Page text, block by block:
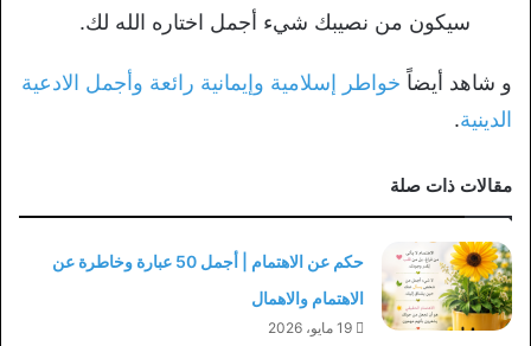
سيكون من نصيبك شيء أجمل اختاره الله لك.
و شاهد أيضاً خواطر إسلامية وإيمانية رائعة وأجمل الادعية
الدينية.
مقالات ذات صلة
حكم عن الاهتمام | أجمل 50 عبارة وخاطرة عن
الاهتمام والاهمال
19 مايو، 2026